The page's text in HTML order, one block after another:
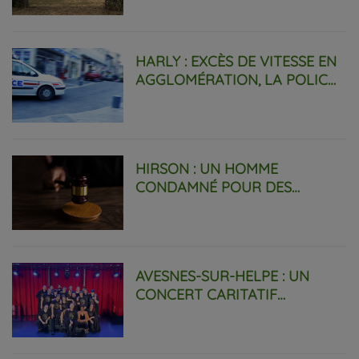
HARLY : EXCÈS DE VITESSE EN
AGGLOMÉRATION, LA POLICE
HIRSON : UN HOMME
CONDAMNÉ POUR DES
AVESNES-SUR-HELPE : UN
CONCERT CARITATIF